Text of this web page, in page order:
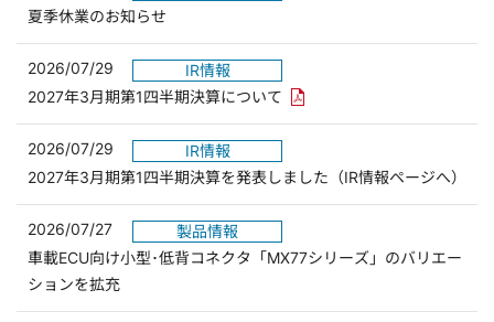
夏季休業のお知らせ
2026/07/29
IR情報
2027年3月期第1四半期決算について PDFリンクを新しいウィンド
2026/07/29
IR情報
2027年3月期第1四半期決算を発表しました（IR情報ページへ）
2026/07/27
製品情報
車載ECU向け小型･低背コネクタ「MX77シリーズ」のバリエー
ションを拡充